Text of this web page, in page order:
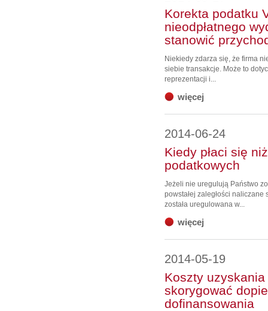
Korekta podatku
nieodpłatnego
stanowić
Niekiedy zdarza się, że firma
siebie transakcje. Może to
reprezentacji i...
więcej
2014-06-24
Kiedy płaci się
podatkowych
Jeżeli nie uregulują Państwo
powstałej zaległości
została uregulowana w...
więcej
2014-05-19
Koszty
skorygować
dofinansowania